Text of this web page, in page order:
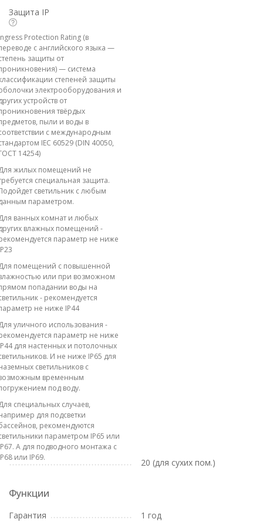
Защита IP
Protection Rating (в
с английского языка —
защиты от
— система
степеней защиты
электрооборудования и
устройств от
твёрдых
пыли и воды в
с международным
IEC 60529 (DIN 40050,
14254)
жилых помещений не
специальная защита.
светильник с любым
параметром.
ванных комнат и любых
влажных помещений -
параметр не ниже
помещений с повышенной
или при возможном
попадании воды на
- рекомендуется
не ниже IP44
уличного использования -
параметр не ниже
для настенных и потолочных
И не ниже IP65 для
светильников с
временным
под воду.
специальных случаев,
для подсветки
рекомендуются
параметром IP65 или
А для подводного монтажа с
или IP69.
20 (для сухих пом.)
Функции
Гарантия 1 год